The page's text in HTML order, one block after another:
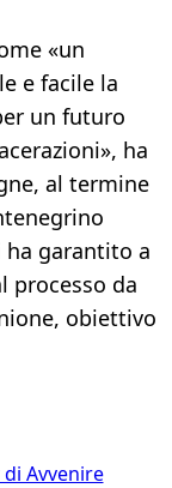
«un
e facile la
un futuro
ha
al termine
ha garantito a
processo da
obiettivo
Avvenire